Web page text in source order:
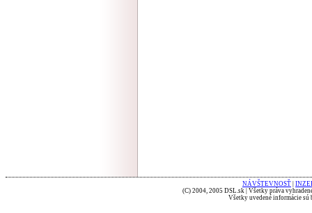
NÁVŠTEVNOSŤ
(C) 2004, 2005 DSL.sk | Všetky práva
Všetky uvedené informácie sú